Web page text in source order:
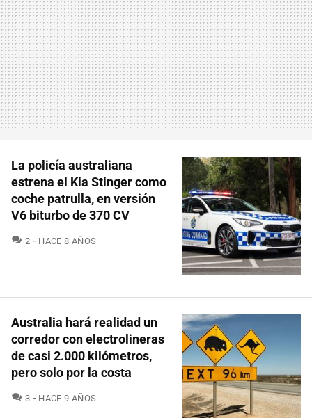
La policía australiana
estrena el Kia Stinger como
coche patrulla, en versión
V6 biturbo de 370 CV
2 COMENTARIOS
HACE 8 AÑOS
Australia hará realidad un
corredor con electrolineras
de casi 2.000 kilómetros,
pero solo por la costa
3 COMENTARIOS
HACE 9 AÑOS